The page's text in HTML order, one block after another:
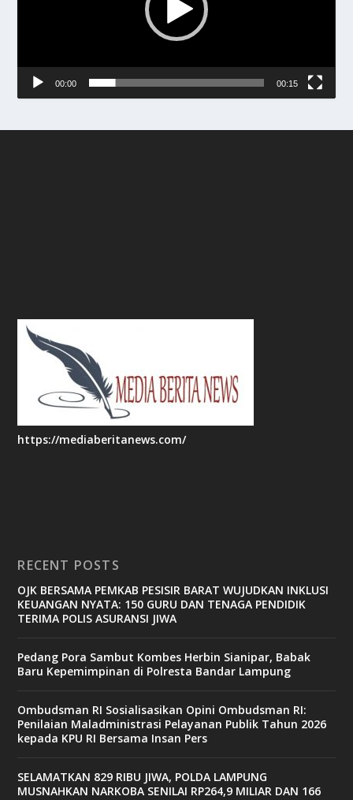
00:00 00:15
https://mediaberitanews.com/
RECENT POSTS
OJK BERSAMA PEMKAB PESISIR BARAT WUJUDKAN INKLUSI
KEUANGAN NYATA: 150 GURU DAN TENAGA PENDIDIK
TERIMA POLIS ASURANSI JIWA
Pedang Pora Sambut Kombes Herbin Sianipar, Babak
Baru Kepemimpinan di Polresta Bandar Lampung
Ombudsman RI Sosialisasikan Opini Ombudsman RI:
Penilaian Maladministrasi Pelayanan Publik Tahun 2026
kepada KPU RI Bersama Insan Pers
SELAMATKAN 829 RIBU JIWA, POLDA LAMPUNG
MUSNAHKAN NARKOBA SENILAI RP264,9 MILIAR DAN 166